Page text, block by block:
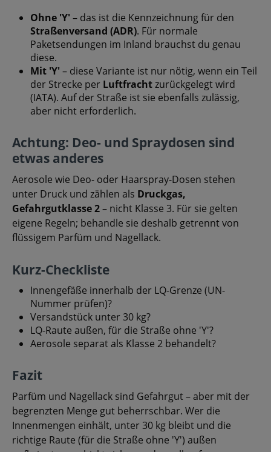
Ohne 'Y' – das ist die Kennzeichnung für den
Straßenversand (ADR). Für normale
Paketsendungen im Inland brauchst du genau
diese.
Mit 'Y' – diese Variante ist nur nötig, wenn ein Teil
der Strecke per Luftfrachtzurückgelegt wird
(IATA). Auf der Straße ist sie ebenfalls zulässig,
aber nicht erforderlich.
Achtung: Deo- und Spraydosen sind
etwas anderes
Aerosole wie Deo- oder Haarspray-Dosen stehen
unter Druck und zählen als Druckgas,
Gefahrgutklasse 2– nicht Klasse 3. Für sie gelten
eigene Regeln; behandle sie deshalb getrennt von
flüssigem Parfüm und Nagellack.
Kurz-Checkliste
Innengefäße innerhalb der LQ-Grenze (UN-
Nummer prüfen)?
Versandstück unter 30 kg?
LQ-Raute außen, für die Straße ohne 'Y'?
Aerosole separat als Klasse 2 behandelt?
Fazit
Parfüm und Nagellack sind Gefahrgut – aber mit der
begrenzten Menge gut beherrschbar. Wer die
Innenmengen einhält, unter 30 kg bleibt und die
richtige Raute (für die Straße ohne 'Y') außen